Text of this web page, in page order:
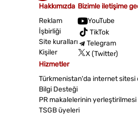
Hakkımızda
Reklam
İşbirliği
Site kuralları
Kişiler
Bizimle iletişime
YouTube
TikTok
Telegram
X (Twitter)
Hizmetler
Türkmenistan'da internet sitesi
Bilgi Desteği
PR makalelerinin yerleştirilmesi
TSGB üyeleri